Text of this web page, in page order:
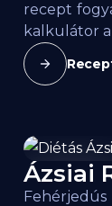
recept
kalkulátor
94kcal / 100g
Ázsiai